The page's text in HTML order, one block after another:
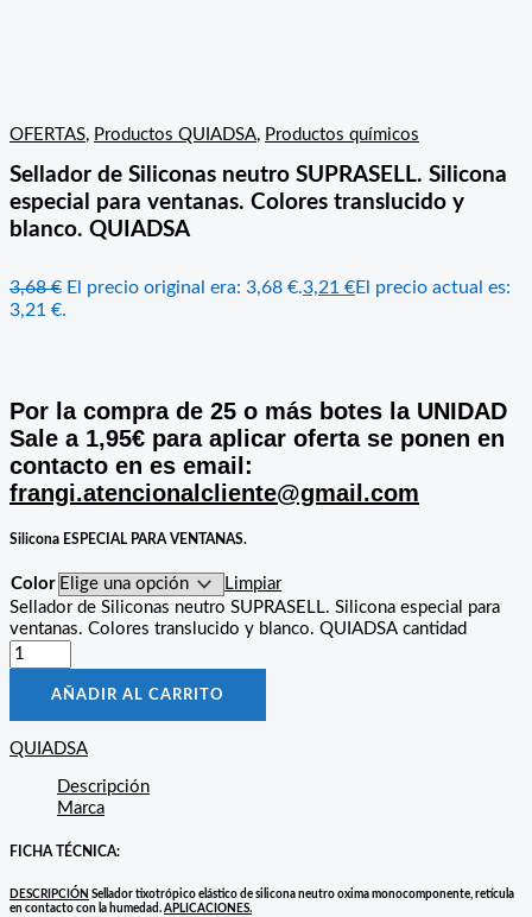
OFERTAS, Productos QUIADSA, Productos químicos
Sellador de Siliconas neutro SUPRASELL. Silicona
especial para ventanas. Colores translucido y
blanco. QUIADSA
3,68€ El precio original era: 3,68 €.3,21 €El precio actual es:
3,21 €.
Por la compra de 25 o más botes la UNIDAD
Sale a 1,95€ para aplicar oferta se ponen en
contacto en es email:
frangi.atencionalcliente@gmail.com
Silicona ESPECIAL PARA VENTANAS.
Color
Limpiar
Sellador de Siliconas neutro SUPRASELL. Silicona especial para
ventanas. Colores translucido y blanco. QUIADSA cantidad
AÑADIR AL CARRITO
QUIADSA
Descripción
Marca
FICHA TÉCNICA:
DESCRIPCIÓN Sellador tixotrópico elástico de silicona neutro oxima monocomponente, retícula
en contacto con la humedad. APLICACIONES.